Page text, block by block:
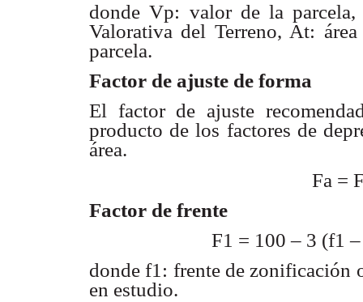
donde Vp: valor de la
Valorativa del Terreno, At:
parcela.
Factor de ajuste de forma
El factor de ajuste
producto de los factores de
área.
Fa =
Factor de frente
F1 = 100 – 3 (f1
donde f1: frente de zonificación
en estudio.